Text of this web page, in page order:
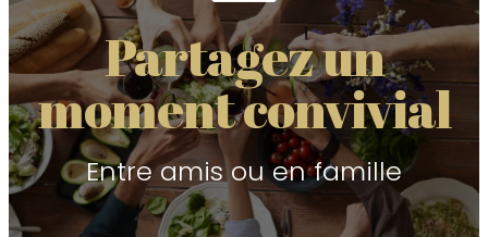
Partagez un
moment convivial
Entre amis ou en famille